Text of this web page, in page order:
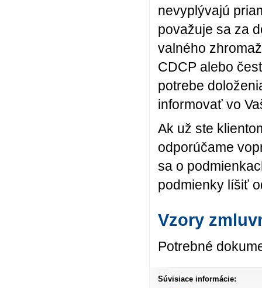
nevyplývajú
považuje sa za
valného
CDCP alebo
potrebe
informovať vo
Ak už ste
odporúčame
sa o
podmienky líšiť
Vzory
Potrebné
Súvisiace informácie: